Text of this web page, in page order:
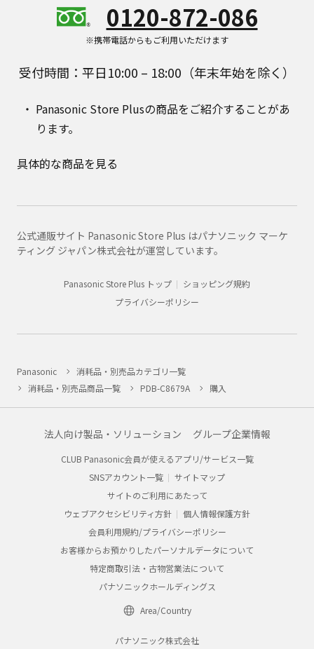
0120-872-086
※携帯電話からもご利用いただけます
受付時間：平日10:00 – 18:00（年末年始を除く）
Panasonic Store Plusの商品をご紹介することがあ
ります。
具体的な商品を見る
公式通販サイト Panasonic Store Plus はパナソニック マーケ
ティング ジャパン株式会社が運営しています。
Panasonic Store Plus トップ
ショッピング規約
プライバシーポリシー
Panasonic
消耗品・別売品カテゴリ一覧
消耗品・別売品商品一覧
PDB-C8679A 購入
法人向け製品・ソリューション グループ企業情報
CLUB Panasonic会員が使えるアプリ/サービス一覧
SNSアカウント一覧
サイトマップ
サイトのご利用にあたって
ウェブアクセシビリティ方針
個人情報保護方針
会員利用規約/プライバシーポリシー
お客様からお預かりしたパーソナルデータについて
特定商取引法・古物営業法について
パナソニックホールディングス
Area/Country
パナソニック株式会社